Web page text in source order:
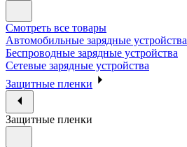
Смотреть все товары
Автомобильные зарядные устройства
Беспроводные зарядные устройства
Сетевые зарядные устройства
Защитные пленки
Защитные пленки